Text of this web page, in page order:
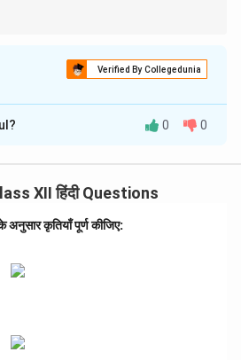
Verified By Collegedunia
मनुष्य की पीड़ा:
मनुष्य की अकेलापन, मूल्यहीनता और
उसकी प्रतीक्षा और विरह की भावना
के दुख के माध्यम से समाज की
में बढ़ती दूरी को रेखांकित करता है, जो
करता है। (९१ शब्द)
Solution in PDF
0 0
XII हिंदी Questions
अनुसार कृतियाँ पूर्ण कीजिए: